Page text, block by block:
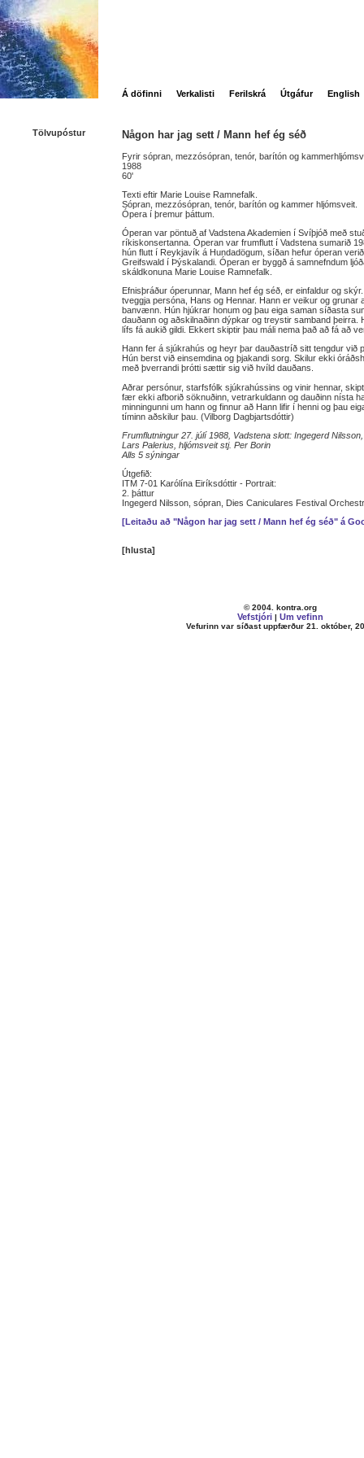
Á döfinni Verkalisti Ferilskrá Útgáfur English
Tölvupóstur Någon har jag sett / Mann hef ég séð
Fyrir sópran, mezzósópran, tenór, barítón og
1988
60'
Texti eftir Marie Louise Ramnefalk.
Sópran, mezzósópran, tenór, barítón og kammer hljómsveit.
Ópera í þremur þáttum.
Óperan var pöntuð af Vadstena Akademien í Svíþjóð með
ríkiskonsertanna. Óperan var frumflutt í Vadstena sumarið
hún flutt í Reykjavík á Hundadögum, síðan hefur óperan
Greifswald í Þýskalandi. Óperan er byggð á samnefndum
skáldkonuna Marie Louise Ramnefalk.
Efnisþráður óperunnar, Mann hef ég séð, er einfaldur og
tveggja persóna, Hans og Hennar. Hann er veikur og grunar
banvænn. Hún hjúkrar honum og þau eiga saman síðasta
dauðann og aðskilnaðinn dýpkar og treystir samband þeirra.
lífs fá aukið gildi. Ekkert skiptir þau máli nema það að fá að
Hann fer á sjúkrahús og heyr þar dauðastríð sitt tengdur
Hún berst við einsemdina og þjakandi sorg. Skilur ekki
með þverrandi þrótti sættir sig við hvíld dauðans.
Aðrar persónur, starfsfólk sjúkrahússins og vinir hennar,
fær ekki afborið söknuðinn, vetrarkuldann og dauðinn nísta
minningunni um hann og finnur að Hann lifir í henni og þau
tíminn aðskilur þau. (Vilborg Dagbjartsdóttir)
Frumflutningur 27. júlí 1988, Vadstena slott: Ingegerd
Lars Palerius, hljómsveit stj. Per Borin
Alls 5 sýningar
Útgefið:
ITM 7-01 Karólína Eiríksdóttir - Portrait:
2. þáttur
Ingegerd Nilsson, sópran, Dies Caniculares Festival
[Leitaðu að "Någon har jag sett / Mann hef ég séð" á
[hlusta]
© 2004. kontra.org
Vefstjóri | Um vefinn
Vefurinn var síðast uppfærður 21. október,